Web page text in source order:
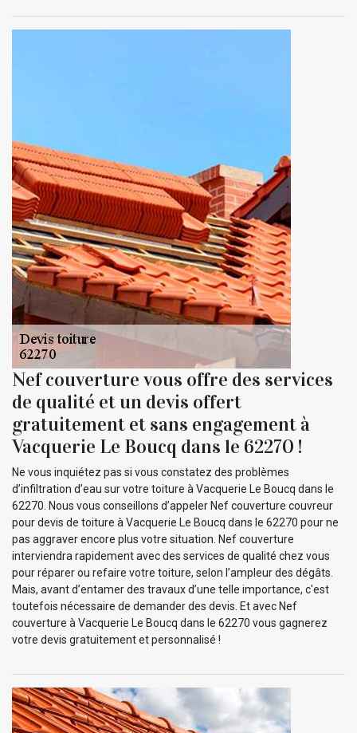
Nef couverture vous offre des services
de qualité et un devis offert
gratuitement et sans engagement à
Vacquerie Le Boucq dans le 62270 !
Ne vous inquiétez pas si vous constatez des problèmes
d’infiltration d’eau sur votre toiture à Vacquerie Le Boucq dans le
62270. Nous vous conseillons d’appeler Nef couverture couvreur
pour devis de toiture à Vacquerie Le Boucq dans le 62270 pour ne
pas aggraver encore plus votre situation. Nef couverture
interviendra rapidement avec des services de qualité chez vous
pour réparer ou refaire votre toiture, selon l’ampleur des dégâts.
Mais, avant d’entamer des travaux d’une telle importance, c'est
toutefois nécessaire de demander des devis. Et avec Nef
couverture à Vacquerie Le Boucq dans le 62270 vous gagnerez
votre devis gratuitement et personnalisé !